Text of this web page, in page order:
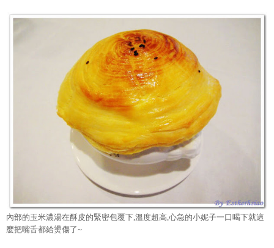
內部的玉米濃湯在酥皮的緊密包覆下,溫度超高,心急的小妮子一口喝下就這
麼把嘴舌都給燙傷了~